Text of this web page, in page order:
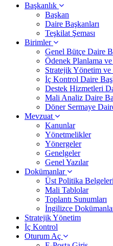
Başkanlık
Başkan
Daire Başkanları
Teşkilat Şeması
Birimler
Genel Bütçe Daire
Ödenek Planlama
Stratejik Yönetim ve
İç Kontrol Daire
Destek Hizmetleri
Mali Analiz Daire
Döner Sermaye
Mevzuat
Kanunlar
Yönetmelikler
Yönergeler
Genelgeler
Genel Yazılar
Dokümanlar
Üst Politika Belgeleri
Mali Tablolar
Toplantı Sunumları
İngilizce
Stratejik Yönetim
İç Kontrol
Oturum Aç